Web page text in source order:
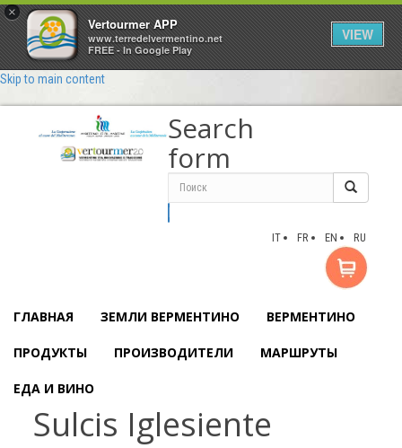
×
Vertourmer APP
www.terredelvermentino.net
FREE - In Google Play
VIEW
Skip to main content
Search
form
IT FR EN RU
ГЛАВНАЯ ЗЕМЛИ ВЕРМЕНТИНО ВЕРМЕНТИНО
ПРОДУКТЫ ПРОИЗВОДИТЕЛИ МАРШРУТЫ
ЕДА И ВИНО
Sulcis Iglesiente